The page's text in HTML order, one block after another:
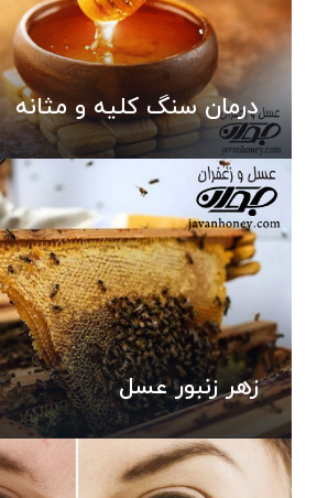
درمان سنگ کلیه و مثانه
زهر زنبور عسل